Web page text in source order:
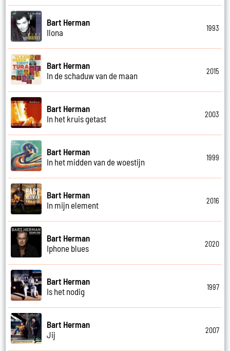
Bart Herman
Ilona
1993
Bart Herman
In de schaduw van de maan
2015
Bart Herman
In het kruis getast
2003
Bart Herman
In het midden van de woestijn
1999
Bart Herman
In mijn element
2016
Bart Herman
Iphone blues
2020
Bart Herman
Is het nodig
1997
Bart Herman
Jij
2007